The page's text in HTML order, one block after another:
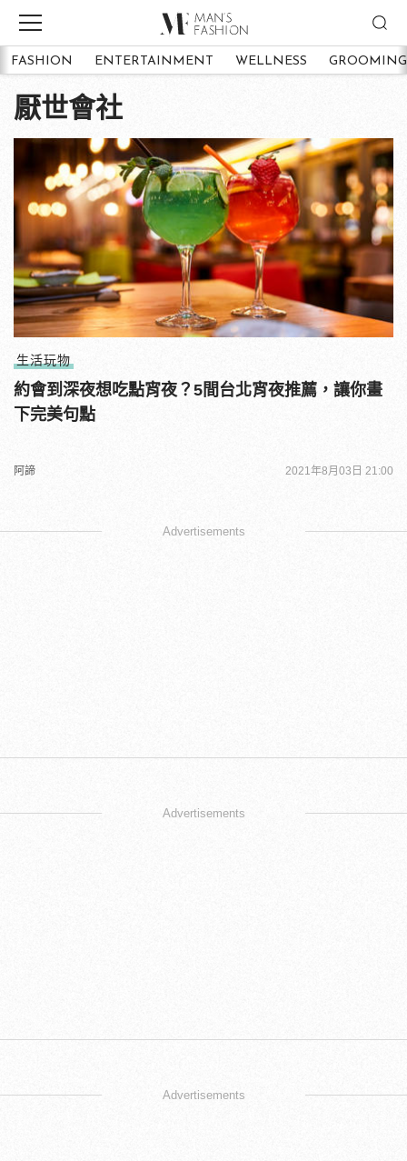
FASHION ENTERTAINMENT WELLNESS GROOMING
厭世會社
生活玩物
約會到深夜想吃點宵夜？5間台北宵夜推薦，讓你畫
下完美句點
阿諦 2021年8月03日 21:00
Advertisements
Advertisements
Advertisements